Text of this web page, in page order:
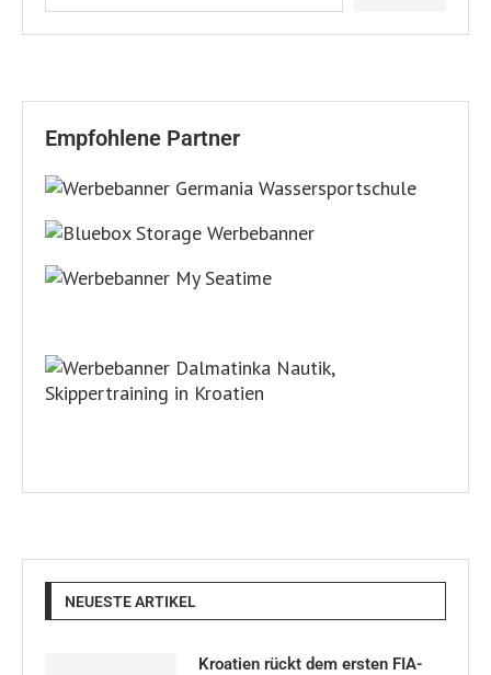
Empfohlene Partner
NEUESTE ARTIKEL
Kroatien rückt dem ersten FIA-